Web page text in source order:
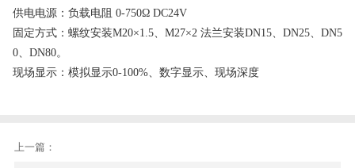
供电电源：负载电阻 0-750Ω DC24V
固定方式：螺纹安装M20×1.5、M27×2 法兰安装DN15、DN25、DN5
0、DN80。
现场显示：模拟显示0-100%、数字显示、现场深度
上一篇：